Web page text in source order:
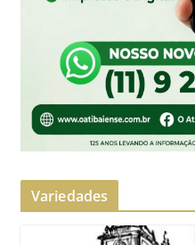
Variedades